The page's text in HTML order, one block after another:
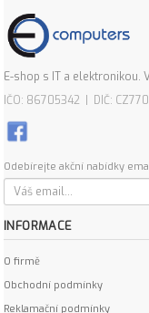
E-shop s IT a elektronikou.
IČO: 86705342 | DIČ:
Odebírejte akční nabídky
INFORMACE
O firmě
Obchodní podmínky
Reklamační podmínky